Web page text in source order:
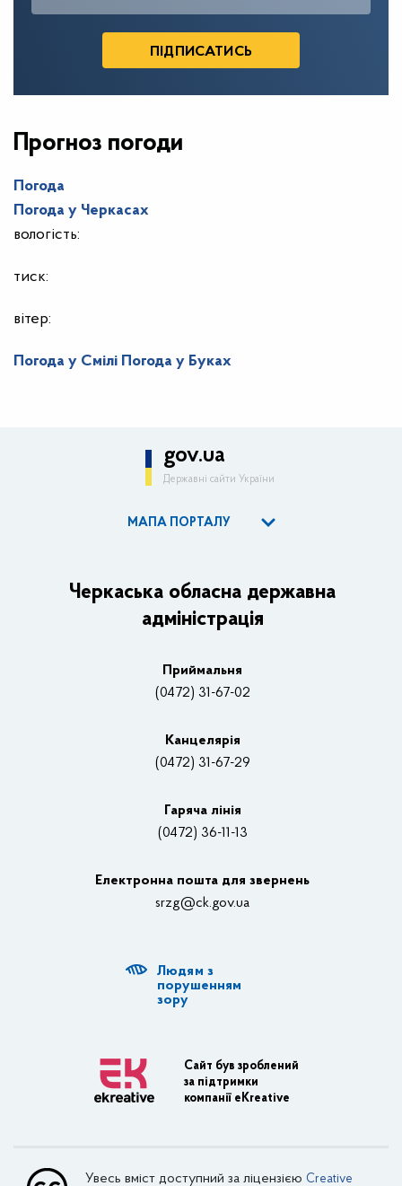
Прогноз погоди
Погода
Погода у Черкасах
вологість:
тиск:
вітер:
Погода у Смілі Погода у Буках
gov.ua
Державні сайти України
МАПА ПОРТАЛУ
Керівництво адміністрації
Основні завдання та нормативно-правові засади
Нагороди
Контакти
Структурні підрозділи ОДА
Діяльність ОДА
Транспортна інфраструктура
Черкаська обласна державна
адміністрація
Приймальня
(0472) 31-67-02
Канцелярiя
(0472) 31-67-29
Гаряча лінія
(0472) 36-11-13
Електронна пошта для звернень
srzg@ck.gov.ua
Людям з
порушенням
зору
Сайт був зроблений
за підтримки
компанії eKreative
Увесь вміст доступний за ліцензією Creative